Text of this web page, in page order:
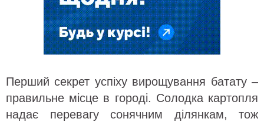
Перший секрет успіху вирощування батату –
правильне місце в городі. Солодка картопля
надає перевагу сонячним ділянкам, тож